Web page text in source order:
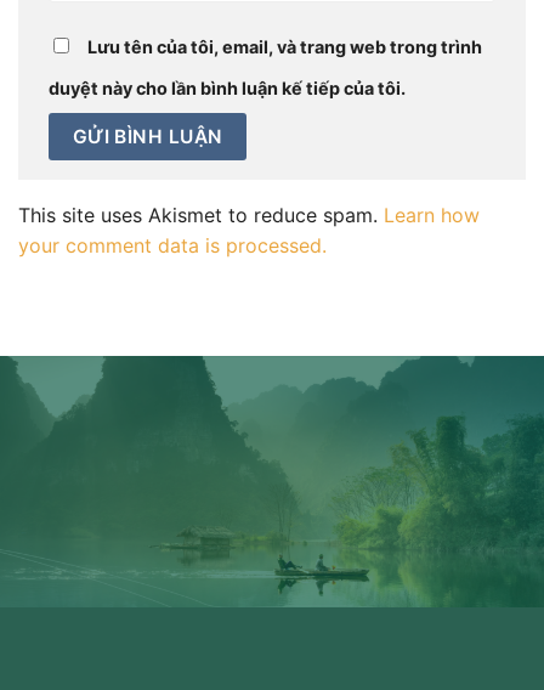
Lưu tên của tôi, email, và trang web trong trình
duyệt này cho lần bình luận kế tiếp của tôi.
This site uses Akismet to reduce spam. Learn how
your comment data is processed.